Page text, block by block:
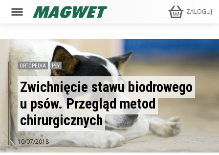
ZALOGUJ
ORTOPEDIA PSY
Zwichnięcie stawu biodrowego
u psów. Przegląd metod
chirurgicznych
10/07/2018